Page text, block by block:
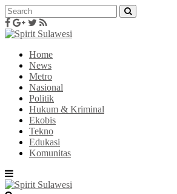
Home
News
Metro
Nasional
Politik
Hukum & Kriminal
Ekobis
Tekno
Edukasi
Komunitas